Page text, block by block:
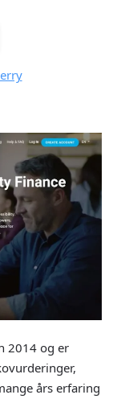
2014 og er
års erfaring